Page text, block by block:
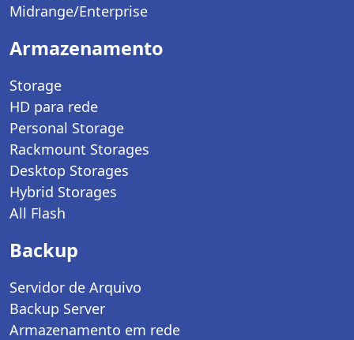
Midrange/Enterprise
Armazenamento
Storage
HD para rede
Personal Storage
Rackmount Storages
Desktop Storages
Hybrid Storages
All Flash
Backup
Servidor de Arquivo
Backup Server
Armazenamento em rede